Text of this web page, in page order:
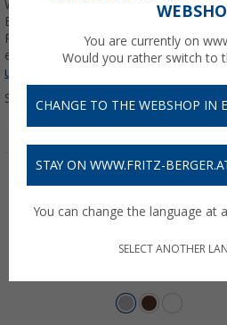
Willkommen bei Fritz Berger - deiner
Einbausteckdosen und Zubehör!
Produkten, die speziell für Camper,
entwickelt wurden. Mit unseren
unsere Kategorie
Sortieren:
You are currently on
Would you rather switch to
CHANGE TO THE WEBSHOP IN
STAY ON WWW.FRITZ-
You can change the language at
SELECT ANOTHER